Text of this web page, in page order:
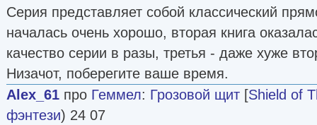
Серия представляет собой классический
началась очень хорошо, вторая книга
качество серии в разы, третья - даже хуже
Низачот, поберегите ваше время.
Alex_61 про Геммел: Грозовой щит [Shield of
фэнтези) 24 07